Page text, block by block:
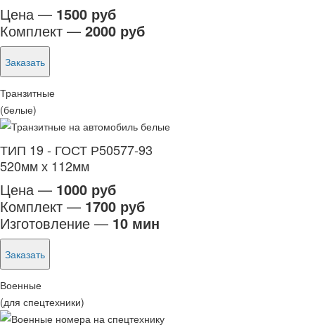
Цена — 1500 руб
Комплект — 2000 руб
Заказать
Транзитные
(белые)
ТИП 19 - ГОСТ Р50577-93
520мм х 112мм
Цена — 1000 руб
Комплект — 1700 руб
Изготовление — 10 мин
Заказать
Военные
(для спецтехники)